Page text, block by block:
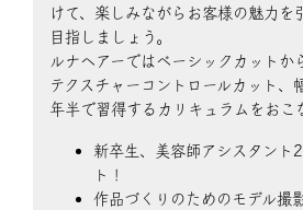
けて、楽しみながらお客様の魅力を
目指しましょう。
ルナヘアーではベーシックカットか
テクスチャーコントロールカット、
年半で習得するカリキュラムをおこ
新卒生、美容師アシスタント
ト！
作品づくりのためのモデル撮